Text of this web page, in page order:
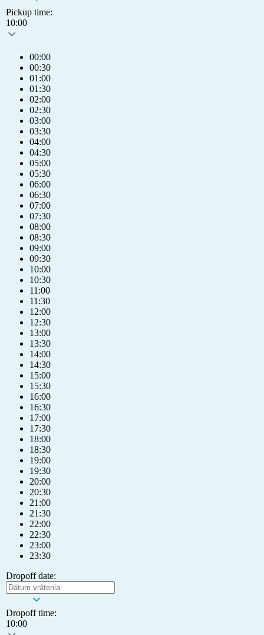
info@humlet.com
+421 904 039 039
Pickup time:
10:00
00:00
00:30
01:00
01:30
02:00
02:30
03:00
03:30
04:00
04:30
05:00
05:30
06:00
06:30
07:00
07:30
08:00
08:30
09:00
09:30
10:00
10:30
11:00
11:30
12:00
12:30
13:00
13:30
14:00
14:30
15:00
15:30
16:00
16:30
17:00
17:30
18:00
18:30
19:00
19:30
20:00
20:30
21:00
21:30
22:00
22:30
23:00
23:30
Dropoff date:
Dropoff time:
10:00